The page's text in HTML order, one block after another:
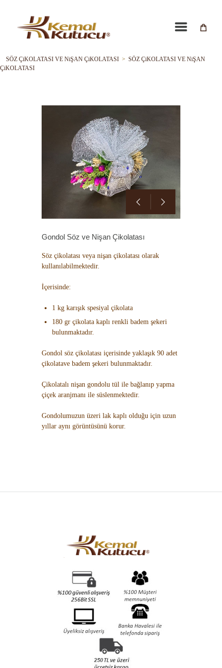
SÖZ ÇiKOLATASI VE NiŞAN ÇiKOLATASI > SÖZ ÇiKOLATASI VE NiŞAN
ÇiKOLATASI
Gondol Söz ve Nişan Çikolatası
Söz çikolatası veya nişan çikolatası olarak
kullanılabilmektedir.
İçerisinde:
1 kg karışık spesiyal çikolata
180 gr çikolata kaplı renkli badem şekeri
bulunmaktadır.
Gondol söz çikolatası içerisinde yaklaşık 90 adet
çikolatave badem şekeri bulunmaktadır.
Çikolatalı nişan gondolu tül ile bağlanıp yapma
çiçek aranjmanı ile süslenmektedir.
Gondolumuzun üzeri lak kaplı olduğu için uzun
yıllar aynı görüntüsünü korur.